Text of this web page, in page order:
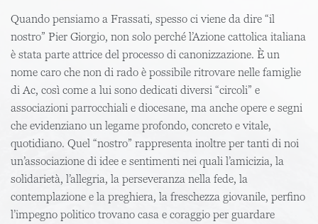
Quando pensiamo a Frassati, spesso ci viene da dire “il
nostro” Pier Giorgio, non solo perché l’Azione cattolica italiana
è stata parte attrice del processo di canonizzazione. È un
nome caro che non di rado è possibile ritrovare nelle famiglie
di Ac, così come a lui sono dedicati diversi “circoli” e
associazioni parrocchiali e diocesane, ma anche opere e segni
che evidenziano un legame profondo, concreto e vitale,
quotidiano. Quel “nostro” rappresenta inoltre per tanti di noi
un’associazione di idee e sentimenti nei quali l’amicizia, la
solidarietà, l’allegria, la perseveranza nella fede, la
contemplazione e la preghiera, la freschezza giovanile, perfino
l’impegno politico trovano casa e coraggio per guardare